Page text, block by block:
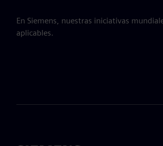
En Siemens, nuestras iniciativas
aplicables.